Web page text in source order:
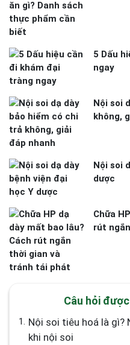
5 Dấu
ngay
Nội soi
không,
Nội soi
dược
Chữa
rút
Câu hỏi
1.
Nội soi tiêu hoá là gì? Những điều bạn cần biết
khi nội soi